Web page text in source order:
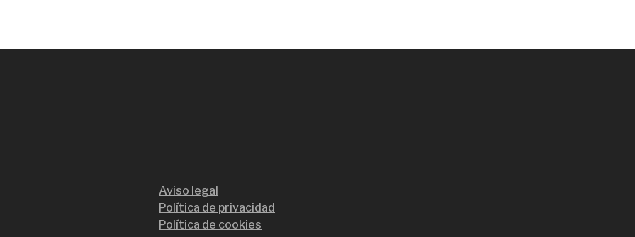
Aviso legal
Política de privacidad
Política de cookies